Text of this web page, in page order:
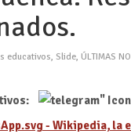
educativos, Slide, ÚLTIMAS